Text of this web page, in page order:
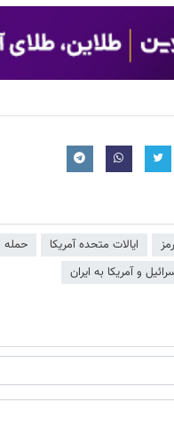
ایالات متحده آمریکا حمله
و آمریکا به ایران